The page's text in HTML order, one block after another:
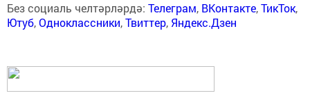
Без социаль челтәрләрдә: Телеграм, ВКонтакте,ТикТок,
Ютуб,Одноклассники,Твиттер, Яндекс.Дзен